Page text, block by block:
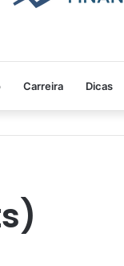
Carreira Dicas